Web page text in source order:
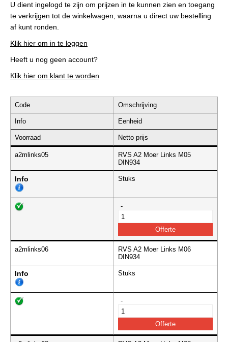
U dient ingelogd te zijn om prijzen in te kunnen zien en toegang
te verkrijgen tot de winkelwagen, waarna u direct uw bestelling
af kunt ronden.
Klik hier om in te loggen
Heeft u nog geen account?
Klik hier om klant te worden
Code Omschrijving
Info Eenheid
Voorraad Netto prijs
a2mlinks05
RVS A2 Moer Links M05
DIN934
Info Stuks
-
a2mlinks06
RVS A2 Moer Links M06
DIN934
Info Stuks
-